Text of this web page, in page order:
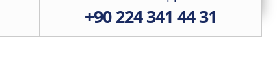
+90 224 341 44 31